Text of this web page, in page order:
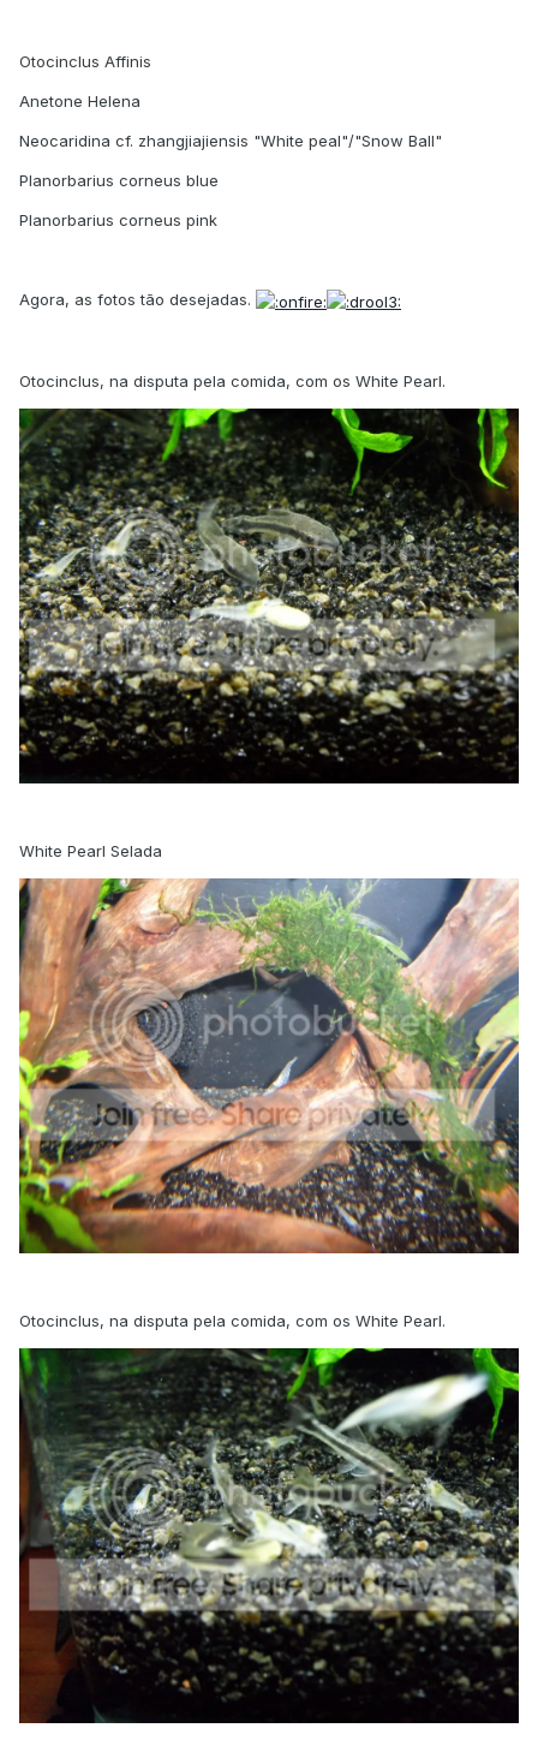
Otocinclus Affinis
Anetone Helena
Neocaridina cf. zhangjiajiensis "White peal"/"Snow Ball"
Planorbarius corneus blue
Planorbarius corneus pink
Agora, as fotos tão desejadas.
Otocinclus, na disputa pela comida, com os White Pearl.
White Pearl Selada
Otocinclus, na disputa pela comida, com os White Pearl.